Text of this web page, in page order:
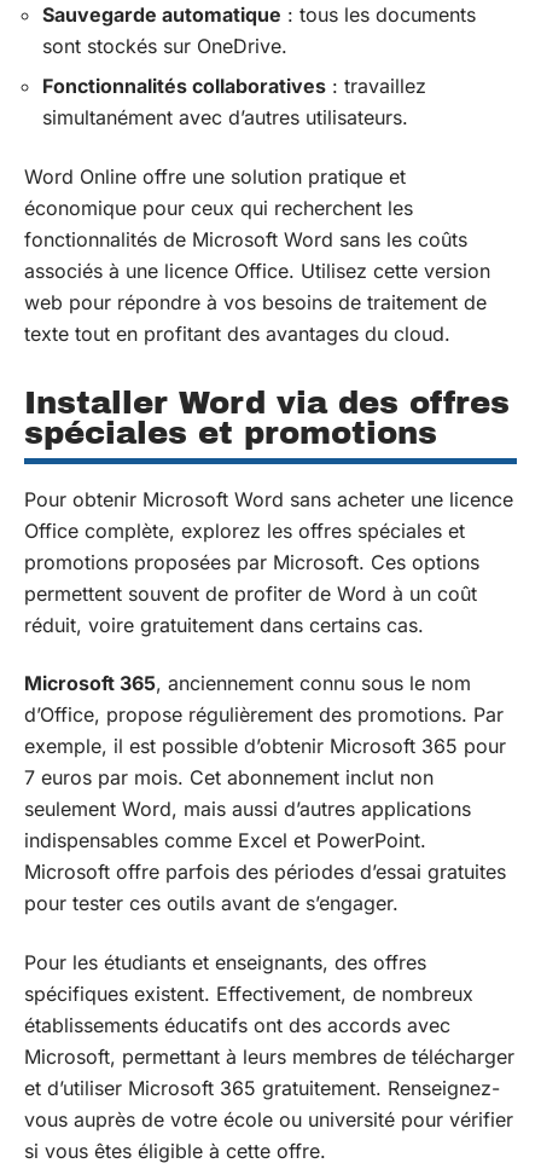
Sauvegarde automatique : tous les documents
sont stockés sur OneDrive.
Fonctionnalités collaboratives : travaillez
simultanément avec d’autres utilisateurs.
Word Online offre une solution pratique et
économique pour ceux qui recherchent les
fonctionnalités de Microsoft Word sans les coûts
associés à une licence Office. Utilisez cette version
web pour répondre à vos besoins de traitement de
texte tout en profitant des avantages du cloud.
Installer Word via des offres
spéciales et promotions
Pour obtenir Microsoft Word sans acheter une licence
Office complète, explorez les offres spéciales et
promotions proposées par Microsoft. Ces options
permettent souvent de profiter de Word à un coût
réduit, voire gratuitement dans certains cas.
Microsoft 365, anciennement connu sous le nom
d’Office, propose régulièrement des promotions. Par
exemple, il est possible d’obtenir Microsoft 365 pour
7 euros par mois. Cet abonnement inclut non
seulement Word, mais aussi d’autres applications
indispensables comme Excel et PowerPoint.
Microsoft offre parfois des périodes d’essai gratuites
pour tester ces outils avant de s’engager.
Pour les étudiants et enseignants, des offres
spécifiques existent. Effectivement, de nombreux
établissements éducatifs ont des accords avec
Microsoft, permettant à leurs membres de télécharger
et d’utiliser Microsoft 365 gratuitement. Renseignez-
vous auprès de votre école ou université pour vérifier
si vous êtes éligible à cette offre.